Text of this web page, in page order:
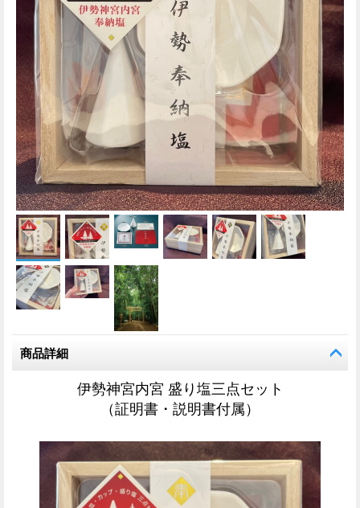
商品詳細
伊勢神宮内宮 盛り塩三点セット
（証明書・説明書付属）